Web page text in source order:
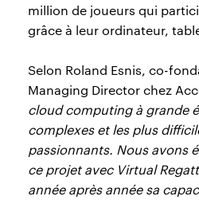
million de joueurs qui
grâce à leur ordinateur,
Selon Roland Esnis, co-
Managing Director chez
cloud computing à grande
complexes et les plus
passionnants. Nous avons
ce projet avec Virtual
année après année sa